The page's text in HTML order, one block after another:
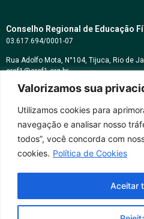
Valorizamos sua
Utilizamos cookies para
navegação e analisar nosso
todos”, você concorda com
cookies. Política de Cookies
Aceitar
Conselho Regional de Educação
03.617.694/0001-07
Rua Adolfo Mota, N°104, Tijuca, Rio de
cref1@cref1.org.br
Assessoria de comunicação:
Horários de atendimento:
Whatsapp: (21) 2569-2398